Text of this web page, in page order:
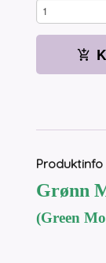
Produktinfo
Grønn
(Green